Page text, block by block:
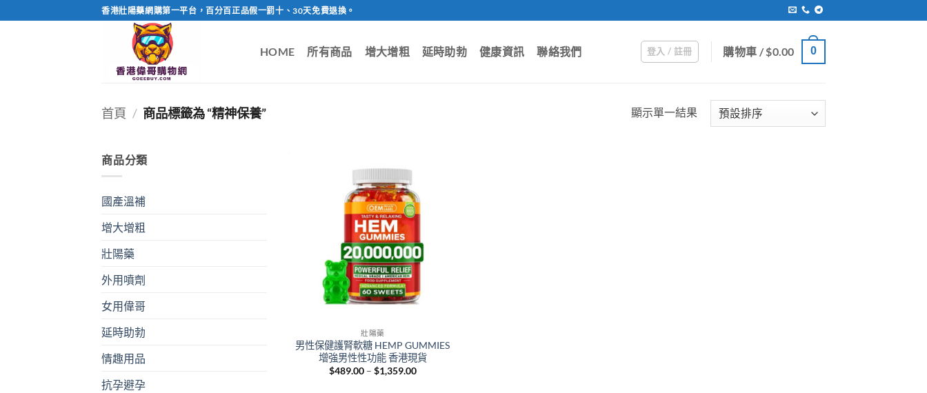
to
香港壯陽藥網購第一平台，百分百正品假一罰十、30天免費退換。
HOME 所有商品 增大增粗 延時助勃 健康資訊 聯絡我們 登入 / 註冊 購物車 /$0.00 0
首頁 / 商品標籤為 “精神保養” 顯示單一結果
商品分類
國產溫補
增大增粗
壯陽藥
外用噴劑
女用偉哥
延時助勃
情趣用品
抗孕避孕
壯陽藥
男性保健護腎軟糖 HEMP GUMMIES
增強男性性功能 香港現貨
$489.00 – $1,359.00Price